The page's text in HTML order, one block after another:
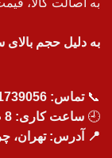
به دلیل حجم
📞تماس:
🕘 ساعت کاری: 8 صبح تا 9 شب
📍 آدرس: تهران،